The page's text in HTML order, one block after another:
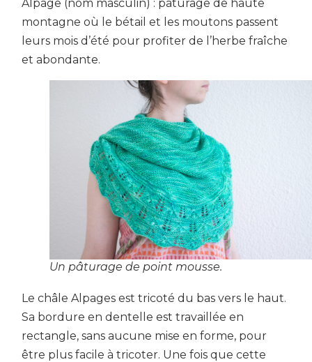
Alpage (nom masculin) : pâturage de haute
montagne où le bétail et les moutons passent
leurs mois d’été pour profiter de l’herbe fraîche
et abondante.
Un pâturage de point mousse.
Le châle Alpages est tricoté du bas vers le haut.
Sa bordure en dentelle est travaillée en
rectangle, sans aucune mise en forme, pour
être plus facile à tricoter. Une fois que cette